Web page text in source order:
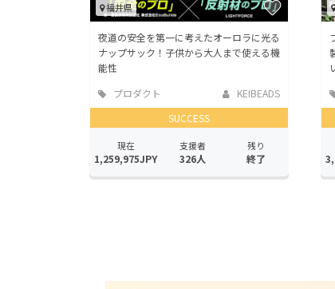
福井県
夜道の安全を第一に考えたオーロラに光る
ナップサック！子供から大人まで使える機
能性
プロダクト
KEIBEADS
SUCCESS
現在
1,259,975JPY
支援者
326人
残り
終了